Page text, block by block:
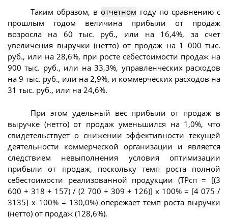
Таким образом, вотчетном году по сравнению с
прошлым годом величина прибыли от продаж
возросла на 60 тыс. руб., или на 16,4%, за счет
увеличения выручки (нетто) от продаж на 1 000 тыс.
руб., или на 28,6%, при росте себестоимости продаж на
900 тыс. руб., или на 33,3%, управленческих расходов
на 9 тыс. руб., или на 2,9%, и коммерческих расходов на
31 тыс. руб., или на 24,6%.
При этом удельный вес прибыли от продаж в
выручке (нетто) от продаж уменьшился на 1,0%, что
свидетельствует о снижении эффективности текущей
деятельности коммерческой организации и является
следствием невыполнения условия оптимизации
прибыли от продаж, поскольку темп роста полной
себестоимости реализованной продукции (ТРсп = [(3
600 + 318 + 157) / (2 700 + 309 + 126)] х 100% = [4 075 /
3135] х 100% = 130,0%) опережает темп роста выручки
(нетто) от продаж (128,6%).